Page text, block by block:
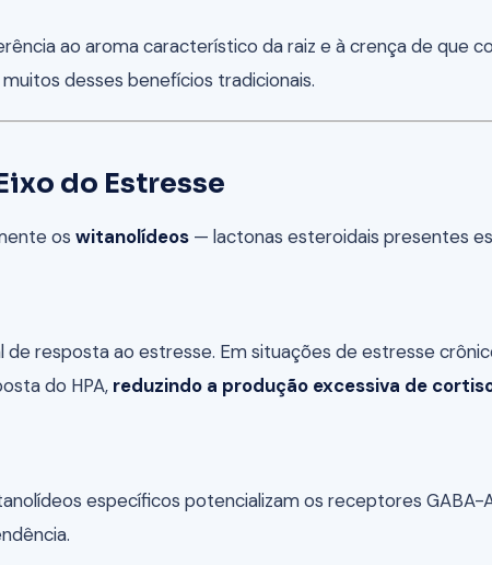
ao aroma característico da raiz e à crença de que
desses benefícios tradicionais.
do Estresse
os witanolídeos — lactonas esteroidais presentes
resposta ao estresse. Em situações de estresse
do HPA, reduzindo a produção excessiva de
específicos potencializam os receptores